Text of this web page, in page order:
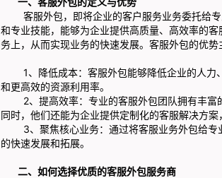
客服外包，即将企业的客户服务业务委托给专
和专业技能，能够为企业提供高质量、高效率的
务上，从而实现业务的快速发展。客服外包的优
1、降低成本：客服外包能够降低企业的人力
和更高效的资源利用率。
2、提高效率：专业的客服外包团队拥有丰富
同时，他们还能为企业提供定制化的客服解决方
3、聚焦核心业务：通过将客服业务外包给专
的快速发展和拓展。
二、如何选择优质的客服外包服务商